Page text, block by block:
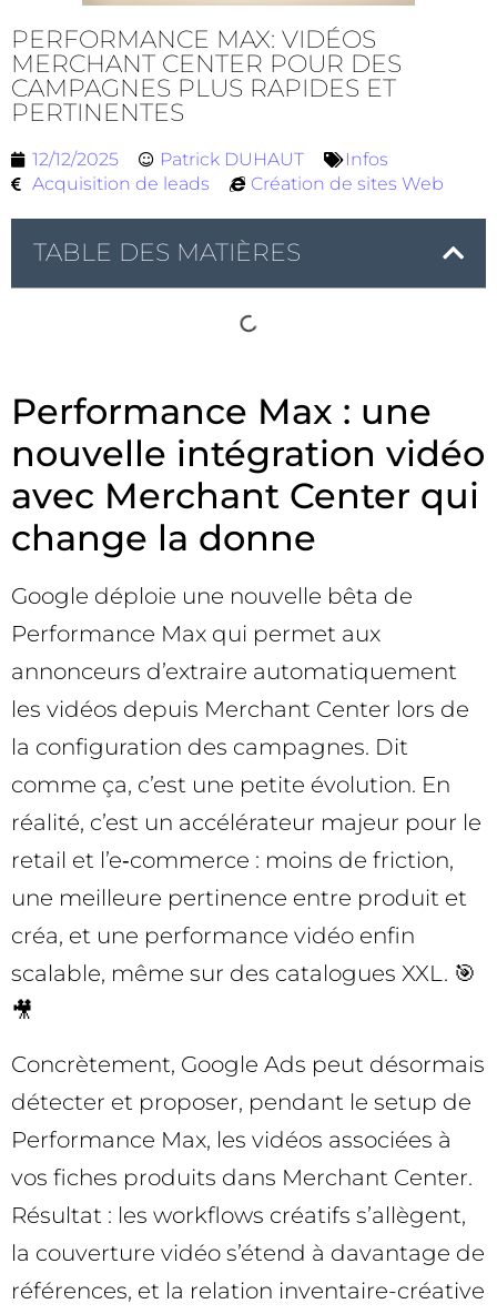
PERFORMANCE MAX: VIDÉOS
MERCHANT CENTER POUR DES
CAMPAGNES PLUS RAPIDES ET
PERTINENTES
12/12/2025 Patrick DUHAUT
Infos
Acquisition de leads
Création de sites Web
TABLE DES MATIÈRES
Performance Max : une
nouvelle intégration vidéo
avec Merchant Center qui
change la donne
Google déploie une nouvelle bêta de
Performance Max qui permet aux
annonceurs d’extraire automatiquement
les vidéos depuis Merchant Center lors de
la configuration des campagnes. Dit
comme ça, c’est une petite évolution. En
réalité, c’est un accélérateur majeur pour le
retail et l’e‑commerce : moins de friction,
une meilleure pertinence entre produit et
créa, et une performance vidéo enfin
scalable, même sur des catalogues XXL. 🎯
🎥
Concrètement, Google Ads peut désormais
détecter et proposer, pendant le setup de
Performance Max, les vidéos associées à
vos fiches produits dans Merchant Center.
Résultat : les workflows créatifs s’allègent,
la couverture vidéo s’étend à davantage de
références, et la relation inventaire-créative